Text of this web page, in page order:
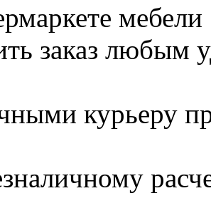
заказ любым
курьеру